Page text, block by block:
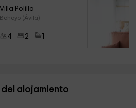
Villa Polilla
Bohoyo (Ávila)
4 2
alojamiento